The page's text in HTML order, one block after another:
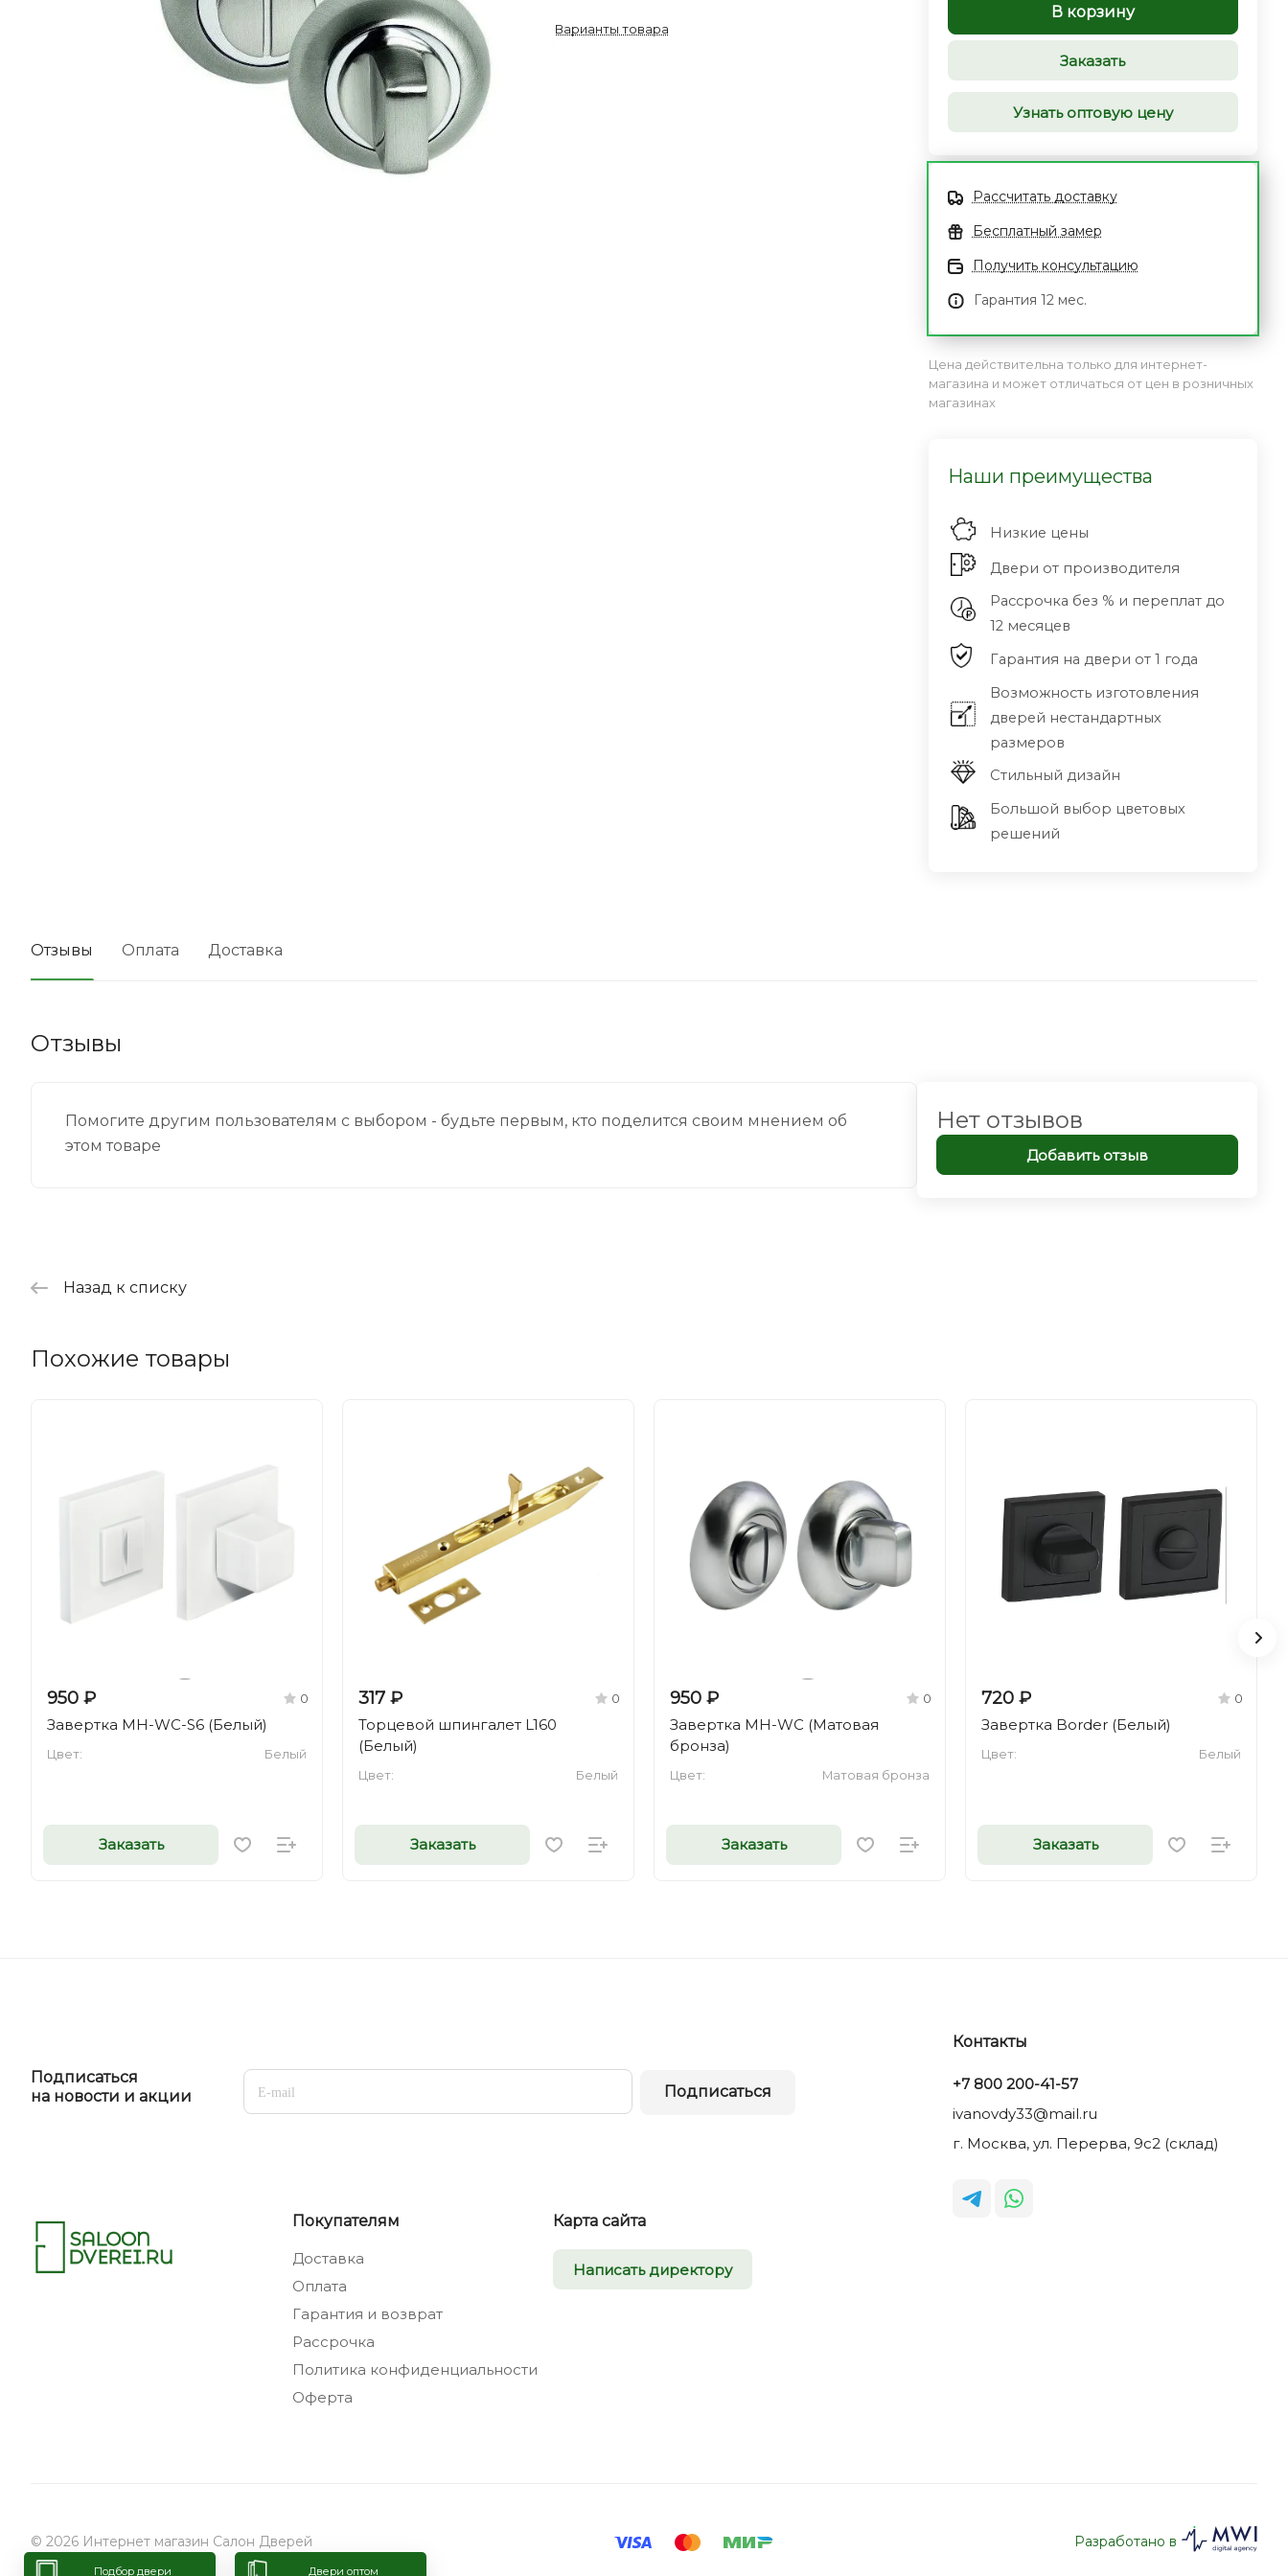
Варианты товара
В корзину
Заказать
Узнать оптовую цену
Рассчитать доставку
Бесплатный замер
Получить консультацию
Гарантия 12 мес.
Цена действительна только для интернет-
магазина и может отличаться от цен в розничных
магазинах
Наши преимущества
Низкие цены
Двери от производителя
Рассрочка без % и переплат до
12 месяцев
Гарантия на двери от 1 года
Возможность изготовления
дверей нестандартных
размеров
Стильный дизайн
Большой выбор цветовых
решений
Отзывы Оплата Доставка
Отзывы
Помогите другим пользователям с выбором - будьте первым, кто поделится своим мнением об
этом товаре
Нет отзывов
Добавить отзыв
Назад к списку
Похожие товары
950 ₽ 0
Завертка MH-WC-S6 (Белый)
Цвет: Белый
Заказать
317 ₽ 0
Торцевой шпингалет L160
(Белый)
Цвет: Белый
Заказать
950 ₽ 0
Завертка MH-WC (Матовая
бронза)
Цвет: Матовая бронза
Заказать
720 ₽ 0
Завертка Border (Белый)
Цвет: Белый
Заказать
Подписаться
на новости и акции
Подписаться
Покупателям
Доставка
Оплата
Гарантия и возврат
Рассрочка
Политика конфиденциальности
Оферта
Карта сайта
Написать директору
Контакты
+7 800 200-41-57
ivanovdy33@mail.ru
г. Москва, ул. Перерва, 9с2 (склад)
© 2026 Интернет магазин Салон Дверей Разработано в
Подбор двери Двери оптом